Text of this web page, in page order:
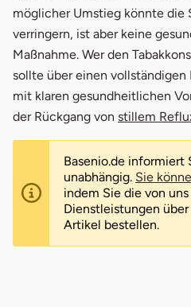
möglicher Umstieg könnte die
verringern, ist aber keine
Maßnahme. Wer den
sollte über einen vollständigen
mit klaren gesundheitlichen
der Rückgang von stillem
Basenio.de informiert
unabhängig. Sie
indem Sie die von
Dienstleistungen
Artikel bestellen.